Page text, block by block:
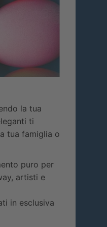
la tua
ti
tua famiglia o
puro per
artisti e
in esclusiva